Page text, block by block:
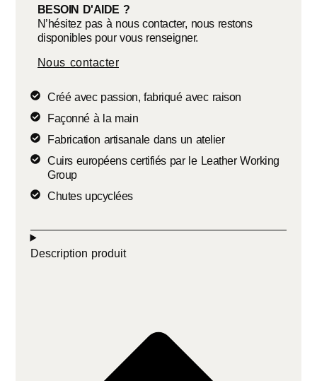
BESOIN D'AIDE ?
N’hésitez pas à nous contacter, nous restons
disponibles pour vous renseigner.
Nous contacter
Créé avec passion, fabriqué avec raison
Façonné à la main
Fabrication artisanale dans un atelier
Cuirs européens certifiés par le Leather Working
Group
Chutes upcyclées
Description produit